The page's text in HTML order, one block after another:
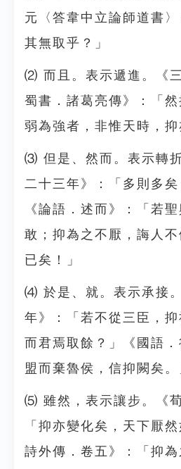
元〈答韋中立論師道書
其無取乎？」
⑵ 而且。表示遞進。《
蜀書．諸葛亮傳》：「
弱為強者，非惟天時，抑
⑶ 但是、然而。表示轉
二十三年》：「多則多矣
《論語．述而》：「若
敢；抑為之不厭，誨人
已矣！」
⑷ 於是、就。表示承接
年》：「若不從三臣，抑
而君焉取餘？」《國語
盟而棄魯侯，信抑闕矣。
⑸ 雖然，表示讓步。《荀
「抑亦變化矣，天下厭
詩外傳．卷五》：「抑